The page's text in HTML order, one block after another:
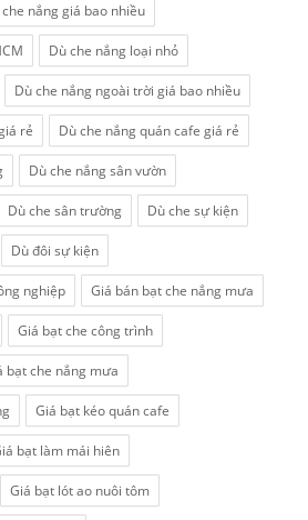
che nắng giá bao nhiều
Dù che nắng loại nhỏ
Dù che nắng ngoài trời giá bao nhiều
rẻ Dù che nắng quán cafe giá rẻ
Dù che nắng sân vườn
Dù che sân trường Dù che sự kiện
Dù đôi sự kiện
nghiệp Giá bán bạt che nắng mưa
Giá bạt che công trình
bạt che nắng mưa
Giá bạt kéo quán cafe
bạt làm mái hiên
Giá bạt lót ao nuôi tôm